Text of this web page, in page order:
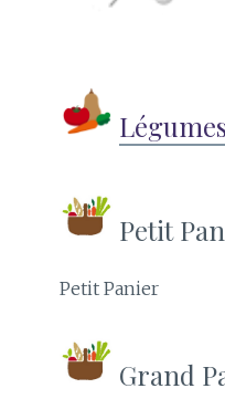
Petit
Petit Panier
Grand